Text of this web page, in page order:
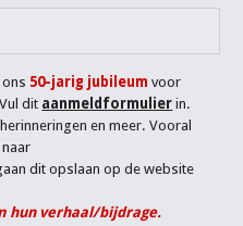
ons 50-jarig jubileum voor
Vul dit aanmeldformulier in.
en meer. Vooral
naar
dit opslaan op de website
hun verhaal/bijdrage.